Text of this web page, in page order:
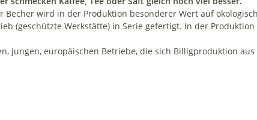
wird in der Produktion besonderer Wert auf
(geschützte Werkstätte) in Serie gefertigt. In der
jungen, europäischen Betriebe, die sich Billigproduktion